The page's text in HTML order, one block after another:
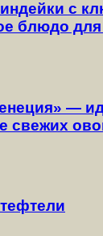
с
блюдо
—
свежих